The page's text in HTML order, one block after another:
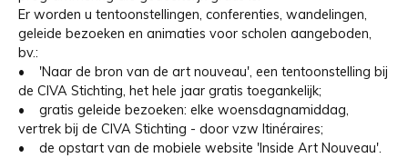
Er worden u tentoonstellingen, conferenties, wandelingen,
geleide bezoeken en animaties voor scholen aangeboden,
bv.:
• 'Naar de bron van de art nouveau', een tentoonstelling bij
de CIVA Stichting, het hele jaar gratis toegankelijk;
• gratis geleide bezoeken: elke woensdagnamiddag,
vertrek bij de CIVA Stichting - door vzw Itinéraires;
• de opstart van de mobiele website 'Inside Art Nouveau'.